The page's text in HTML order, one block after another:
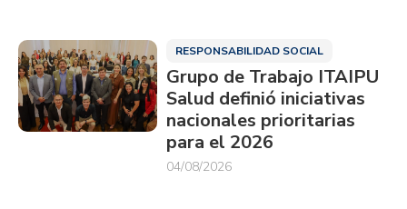
RESPONSABILIDAD SOCIAL
Grupo de Trabajo ITAIPU
Salud definió iniciativas
nacionales prioritarias
para el 2026
04/08/2026